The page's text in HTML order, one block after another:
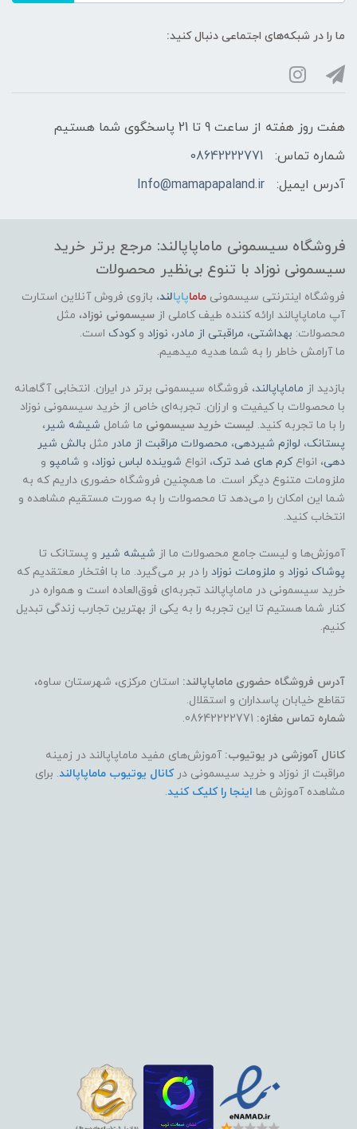
ما را در شبکه‌های اجتماعی دنبال کنید:
هفت روز هفته از ساعت 9 تا 21 پاسخگوی شما هستیم
شماره تماس:
08642222771
آدرس ایمیل:
Info@mamapapaland.ir
فروشگاه سیسمونی ماماپاپالند: مرجع برتر خرید
سیسمونی نوزاد با تنوع بی‌نظیر محصولات
فروشگاه اینترنتی سیسمونی ماماپاپالند، بازوی فروش آنلاین استارت
آپ ماماپاپالند ارائه کننده طیف کاملی از سیسمونی نوزاد، مثل
محصولات: بهداشتی، مراقبتی از مادر، نوزاد وکودک است.
ما آرامش خاطر را به شما هدیه میدهیم.
بازدید از ماماپاپالند، فروشگاه سیسمونی برتر در ایران. انتخابی آگاهانه
با محصولات با کیفیت و ارزان. تجربه‌ای خاص از خرید سیسمونی نوزاد
را با ما تجربه کنید. لیست خرید سیسمونی ما شامل شیشه شیر،
پستانک، لوازم شیردهی، محصولات مراقبت از مادر مثل بالش شیر
دهی، انواعکرم های ضد ترک، انواع شوینده لباس نوزاد، و شامپو و
ملزومات متنوع دیگر است. ما همچنین فروشگاه حضوری داریم که به
شما این امکان را می‌دهد تا محصولات را به صورت مستقیم مشاهده و
انتخاب کنید.
آموزش‌ها و لیست جامع محصولات ما از شیشه شیر و پستانک تا
پوشاک نوزاد و ملزومات نوزاد را در بر می‌گیرد. ما با افتخار معتقدیم که
خرید سیسمونی در ماماپاپالند تجربه‌ای فوق‌العاده است و همواره در
کنار شما هستیم تا این تجربه را به یکی از بهترین تجارب زندگی تبدیل
کنیم.
آدرس فروشگاه حضوری ماماپاپالند: استان مرکزی، شهرستان ساوه،
تقاطع خیابان پاسداران و استقلال.
شماره تماس مغازه:
کانال آموزشی در یوتیوب: آموزش‌های مفید ماماپاپالند در زمینه
مراقبت از نوزاد و خرید سیسمونی درکانال یوتیوب ماماپاپالند. برای
مشاهده آموزش ها اینجا را کلیک کنید.